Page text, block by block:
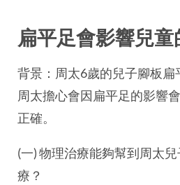
扁平足會影響兒童
背景：周太6歲的兒子腳板扁
周太擔心會因扁平足的影響
正確。
(一) 物理治療能夠幫到周太
療？